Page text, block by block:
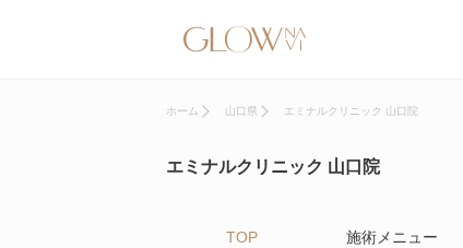
ホーム 山口県 エミナルクリニック 山口院
エミナルクリニック 山口院
TOP 施術メニュー